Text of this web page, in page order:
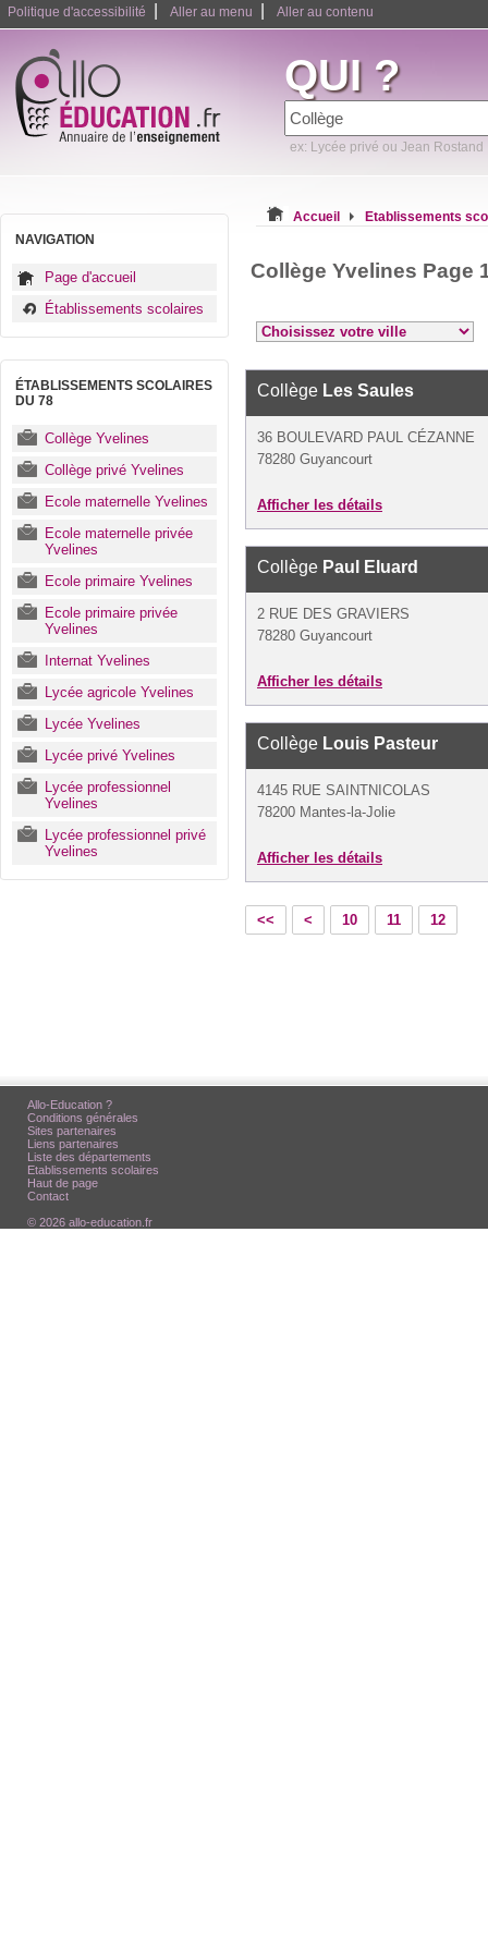
Politique d'accessibilité Aller au menu Aller au contenu
QUI ?
ex: Lycée privé ou Jean Rostand
NAVIGATION
Page d'accueil
Établissements scolaires
ÉTABLISSEMENTS SCOLAIRES
DU 78
Collège Yvelines
Collège privé Yvelines
Ecole maternelle Yvelines
Ecole maternelle privée
Yvelines
Ecole primaire Yvelines
Ecole primaire privée
Yvelines
Internat Yvelines
Lycée agricole Yvelines
Lycée Yvelines
Lycée privé Yvelines
Lycée professionnel
Yvelines
Lycée professionnel privé
Yvelines
Accueil Etablissements
Collège Yvelines Page
Collège Les Saules
36 BOULEVARD PAUL CÉZANNE
78280 Guyancourt
Afficher les détails
Collège Paul Eluard
2 RUE DES GRAVIERS
78280 Guyancourt
Afficher les détails
Collège Louis Pasteur
4145 RUE SAINTNICOLAS
78200 Mantes-la-Jolie
Afficher les détails
<< < 10 11 12
Allo-Education ?
Conditions générales
Sites partenaires
Liens partenaires
Liste des départements
Etablissements scolaires
Haut de page
Contact
© 2026 allo-education.fr